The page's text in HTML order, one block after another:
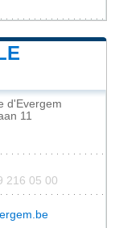
d'Evergem
11
216 05 00